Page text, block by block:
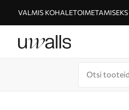
VALMIS KOHALETOIMETAMISEKS